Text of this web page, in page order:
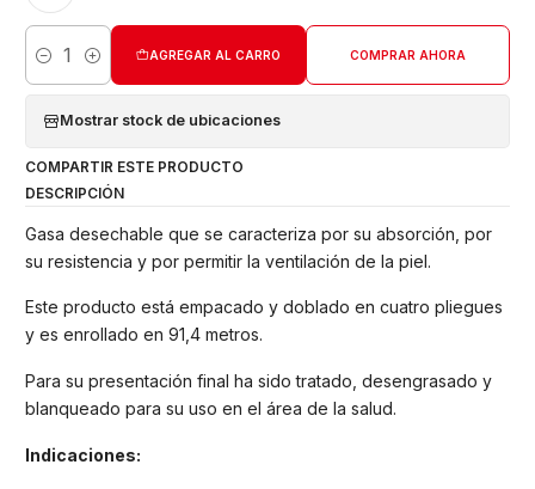
Cantidad
AGREGAR AL CARRO COMPRAR AHORA
Mostrar stock de ubicaciones
COMPARTIR ESTE PRODUCTO
DESCRIPCIÓN
Gasa desechable que se caracteriza por su absorción, por
su resistencia y por permitir la ventilación de la piel.
Este producto está empacado y doblado en cuatro pliegues
y es enrollado en 91,4 metros.
Para su presentación final ha sido tratado, desengrasado y
blanqueado para su uso en el área de la salud.
Indicaciones: